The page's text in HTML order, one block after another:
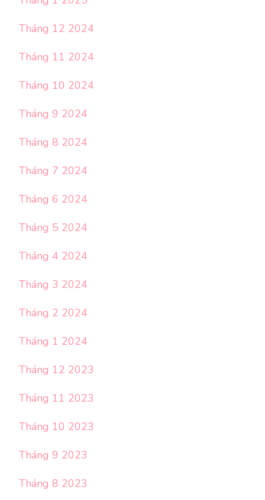
Tháng 12 2024
Tháng 11 2024
Tháng 10 2024
Tháng 9 2024
Tháng 8 2024
Tháng 7 2024
Tháng 6 2024
Tháng 5 2024
Tháng 4 2024
Tháng 3 2024
Tháng 2 2024
Tháng 1 2024
Tháng 12 2023
Tháng 11 2023
Tháng 10 2023
Tháng 9 2023
Tháng 8 2023